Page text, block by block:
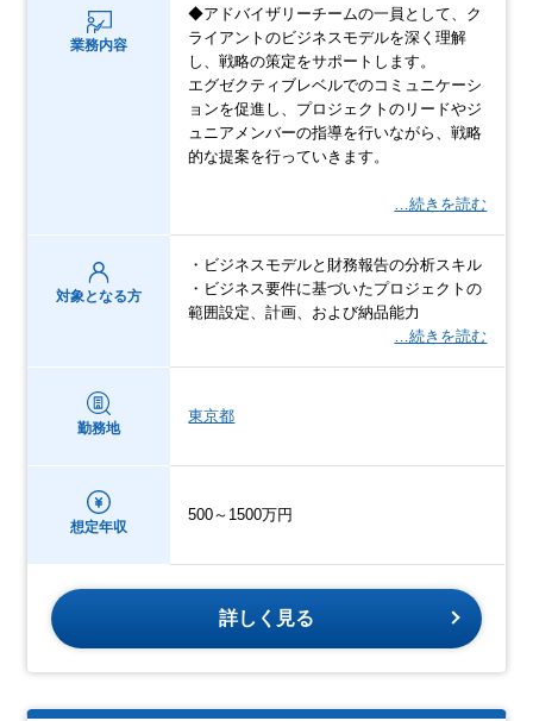
業務内容
◆アドバイザリーチームの一員として、ク
ライアントのビジネスモデルを深く理解
し、戦略の策定をサポートします。
エグゼクティブレベルでのコミュニケーシ
ョンを促進し、プロジェクトのリードやジ
ュニアメンバーの指導を行いながら、戦略
的な提案を行っていきます。
…続きを読む
対象となる方
・ビジネスモデルと財務報告の分析スキル
・ビジネス要件に基づいたプロジェクトの
範囲設定、計画、および納品能力
…続きを読む
勤務地
東京都
想定年収
500～1500万円
詳しく見る